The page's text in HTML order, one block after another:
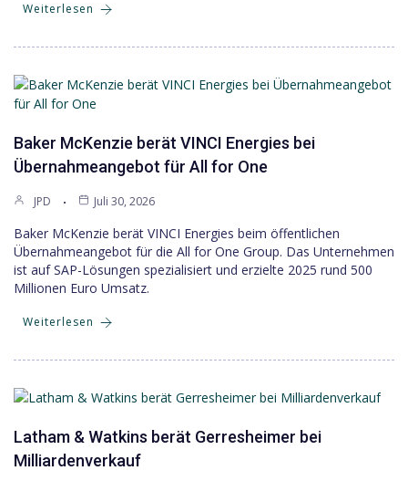
Weiterlesen
Baker McKenzie berät VINCI Energies bei
Übernahmeangebot für All for One
JPD Juli 30, 2026
Baker McKenzie berät VINCI Energies beim öffentlichen
Übernahmeangebot für die All for One Group. Das Unternehmen
ist auf SAP-Lösungen spezialisiert und erzielte 2025 rund 500
Millionen Euro Umsatz.
Weiterlesen
Latham & Watkins berät Gerresheimer bei
Milliardenverkauf